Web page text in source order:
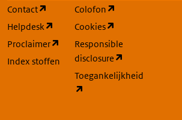
3.3Complexe bedrijven
3.3.2
Grootschalige
Energieopwekking
Raffinaderij
Contact
(opent in een nieuw tabblad)
Helpdesk
(opent in een nieuw tabblad)
Proclaimer
(opent in een nieuw tabblad)
Index stoffen
Colofon
Cookies
Responsible
disclosure
Toegankelijkheid